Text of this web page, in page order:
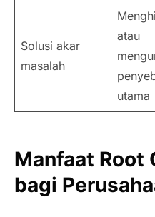
Solusi akar
masalah
atau
utama
Manfaat Root
bagi